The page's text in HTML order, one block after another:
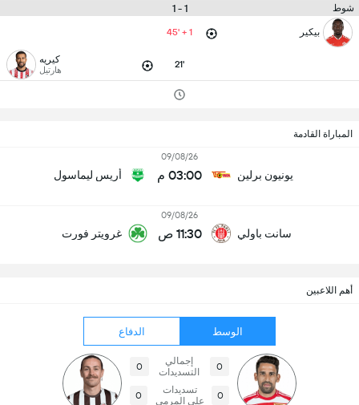
شوط 1 - 1
بيكير 45' + 1
21' كيريه
هارتيل
المباراة القادمة
يونيون برلين
09/08/26
03:00 م أريس ليماسول
سانت باولي
09/08/26
11:30 ص غرويتر فورت
أهم اللاعبين
الوسط الدفاع
0
إجمالي
التسديدات
0
0
تسديدات
على المرمى
0